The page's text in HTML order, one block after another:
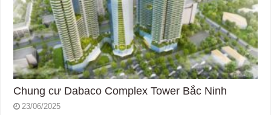
Chung cư Dabaco Complex Tower Bắc Ninh
23/06/2025